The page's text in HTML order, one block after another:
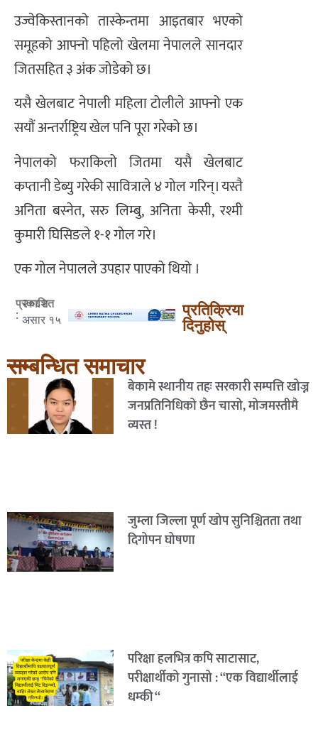
उज्वेकिस्तानको तास्केन्तमा आइतबार भएको
समूहको आफ्नो पहिलो खेलमा नेपालले सानदार
जितसहित ३ अंक जोडेको छ।
यसै खेलबाट नेपाली महिला टोलीले आफ्नो एक
सयौं अन्तर्राष्ट्रिय खेल पनि पूरा गरेको छ।
नेपालको फराकिलो जितमा यसै खेलबाट
कप्तानी डेब्यु गरेकी सावित्राले ४ गोल गरिन्। यस्तै
अनिता बस्नेत, सरु लिम्बु, अनिता केसी, रश्मी
कुमारी घिसिङले १-१ गोल गरे।
एक गोल नेपालले उपहार पाएको थियो ।
प्रकाशित
:
२०८२
असार १५
प्रतिक्रिया
दिनुहोस्
सम्बन्धित समाचार
बेकामे स्थानीय तहः सरकारी सम्पत्ति खोज्न
जनप्रतिनिधिको छैन चासो, मोजमस्तीमै
व्यस्त !
जुम्ला जिल्ला पूर्ण खोप सुनिश्चितता तथा
दिगोपन घोषणा
परिक्षा हलभित्र कपि साटासाट,
परीक्षार्थीको गुनासो : “एक विद्यार्थीलाई
धम्की “